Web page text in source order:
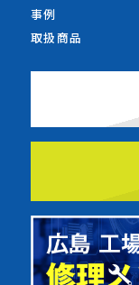
事例
取扱商品